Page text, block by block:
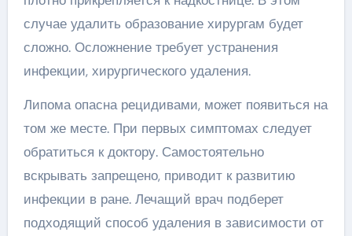
случае удалить образование хирургам будет
сложно. Осложнение требует устранения
инфекции, хирургического удаления.
Липома опасна рецидивами, может появиться на
том же месте. При первых симптомах следует
обратиться к доктору. Самостоятельно
вскрывать запрещено, приводит к развитию
инфекции в ране. Лечащий врач подберет
подходящий способ удаления в зависимости от